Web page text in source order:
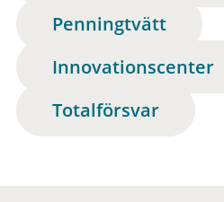
Penningtvätt
Innovationscenter
Totalförsvar